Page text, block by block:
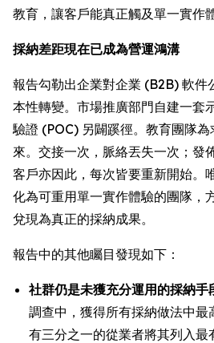
教育，讓客戶能真正觸及單一實作
採納差距現在已成為營運鴻溝
報告勾勒出企業對企業 (B2B) 軟件
本性轉變。市場推廣部門自建一套
驗證 (POC) 另闢蹊徑。教育團隊
來。交接一次，脈絡丟失一次；發
客戶亦因此，每次皆要重新開始。
化為可重用單一實作體驗的團隊，
兌現為真正的採納成果。
報告中的其他矚目發現如下：
社群仍是未獲充分運用的採納手
調查中，獲得所有採納做法中最
有三分之一的從業者將其列入最